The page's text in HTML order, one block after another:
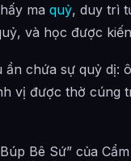
ma quỷ, duy trì
và học được
chứa sự quỷ dị:
vị được thờ cúng
Bê Sứ” của